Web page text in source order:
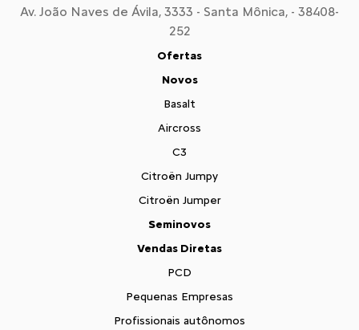
Av. João Naves de Ávila, 3333 - Santa Mônica, - 38408-
252
Ofertas
Novos
Basalt
Aircross
C3
Citroën Jumpy
Citroën Jumper
Seminovos
Vendas Diretas
PCD
Pequenas Empresas
Profissionais autônomos